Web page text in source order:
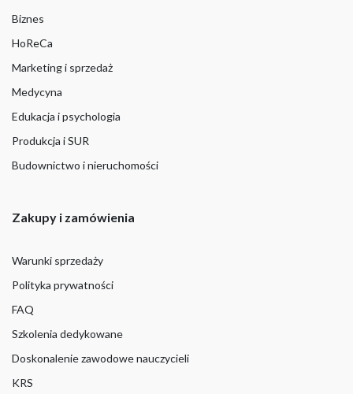
Biznes
HoReCa
Marketing i sprzedaż
Medycyna
Edukacja i psychologia
Produkcja i SUR
Budownictwo i nieruchomości
Zakupy i zamówienia
Warunki sprzedaży
Polityka prywatności
FAQ
Szkolenia dedykowane
Doskonalenie zawodowe nauczycieli
KRS